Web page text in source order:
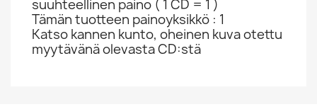
suuhteellinen paino ( 1 CD = 1 )
Tämän tuotteen painoyksikkö : 1
Katso kannen kunto, oheinen kuva otettu
myytävänä olevasta CD:stä